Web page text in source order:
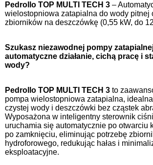
Pedrollo TOP MULTI TECH 3 –
wielostopniowa zatapialna do wody pitnej
zbiorników na deszczówkę (0,55 kW, do
Szukasz niezawodnej pompy
automatyczne działanie, cichą pracę i
wody?
Pedrollo TOP MULTI TECH 3 to
pompa wielostopniowa zatapialna,
czystej wody i deszczówki bez cząstek
Wyposażona w inteligentny sterownik
uruchamia się automatycznie po otwarciu
po zamknięciu, eliminując potrzebę
hydroforowego, redukując hałas i
eksploatacyjne.